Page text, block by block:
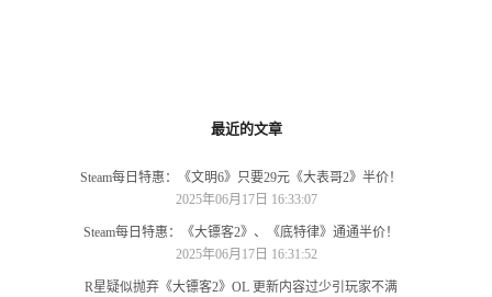
最近的文章
Steam每日特惠：《文明6》只要29元《大表哥2》半价！
2025年06月17日 16:33:07
Steam每日特惠：《大镖客2》、《底特律》通通半价！
2025年06月17日 16:31:52
R星疑似抛弃《大镖客2》OL 更新内容过少引玩家不满